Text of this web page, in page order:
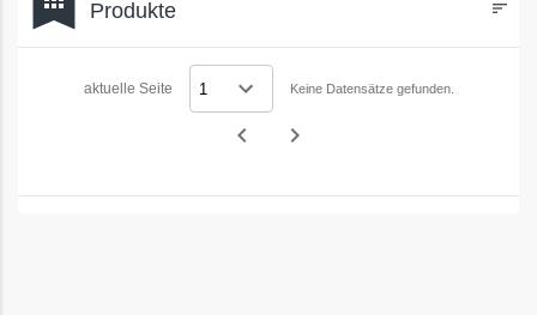
Produkte sort
aktuelle Seite Keine Datensätze gefunden.
navigate_before navigate_next